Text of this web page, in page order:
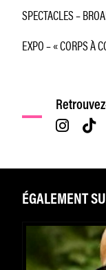
SPECTACLES –
EXPO – « CORPS À
ÉGALEMENT